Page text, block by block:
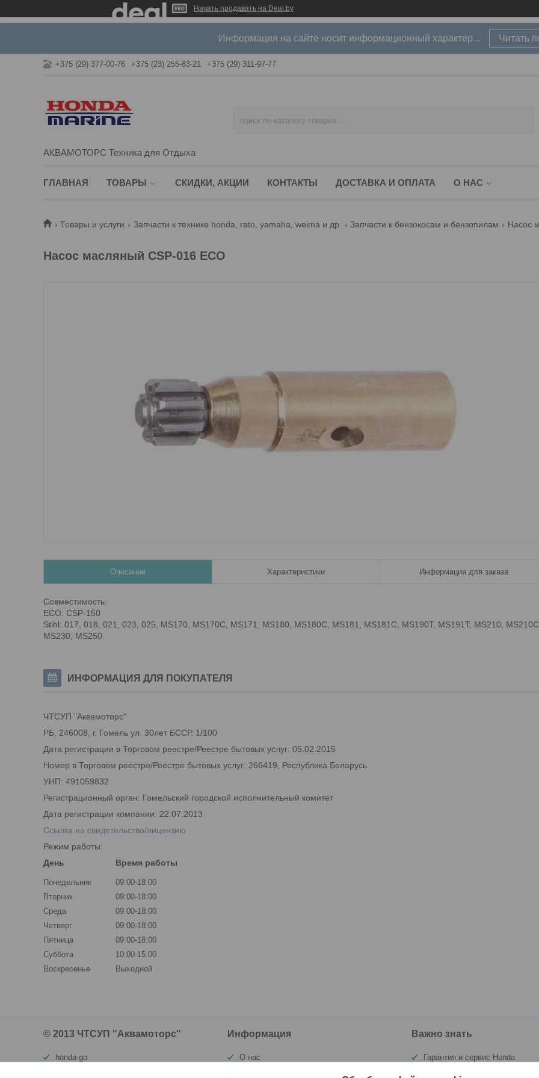
Начать продавать на Deal.by
Информация на сайте носит информационный характер... Читать
+375 (29) 377-00-76 +375 (23) 255-83-21 +375 (29) 311-97-77
АКВАМОТОРС Техника для Отдыха
ГЛАВНАЯ ТОВАРЫ СКИДКИ, АКЦИИ КОНТАКТЫ ДОСТАВКА И ОПЛАТА О НАС
Товары и услуги Запчасти к технике honda, rato, yamaha, weima и др. Запчасти к бензокосам и бензопилам Насос
Насос масляный CSP-016 ECO
Описание Характеристики Информация для заказа
Совместимость:
ECO: CSP-150
Stihl: 017, 018, 021, 023, 025, MS170, MS170C, MS171, MS180, MS180C, MS181, MS181C, MS190T, MS191T, MS210,
MS230, MS250
ИНФОРМАЦИЯ ДЛЯ ПОКУПАТЕЛЯ
ЧТСУП "Аквамоторс"
РБ, 246008, г. Гомель ул. 30лет БССР, 1/100
Дата регистрации в Торговом реестре/Реестре бытовых услуг: 05.02.2015
Номер в Торговом реестре/Реестре бытовых услуг: 266419, Республика Беларусь
УНП: 491059832
Регистрационный орган: Гомельский городской исполнительный комитет
Дата регистрации компании: 22.07.2013
Ссылка на свидетельство/лицензию
Режим работы:
День
Время работы
Понедельник
09:00-18:00
Вторник
09:00-18:00
Среда
09:00-18:00
Четверг
09:00-18:00
Пятница
09:00-18:00
Суббота
10:00-15:00
Воскресенье
Выходной
© 2013 ЧТСУП "Аквамоторс"
honda-go
Информация
О нас
Важно знать
Гарантия и сервис Honda